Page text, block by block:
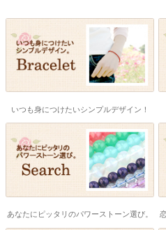
いつも身につけたいシンプルデザイン！
あなたにピッタリのパワーストーン選び。